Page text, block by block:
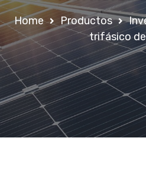
Home Productos
trifásico de